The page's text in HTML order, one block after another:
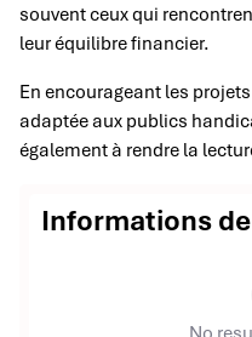
souvent ceux qui
leur équilibre financier.
En encourageant les
adaptée aux publics
également à rendre la
Informations